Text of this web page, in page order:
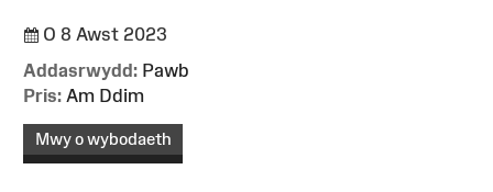
O 8 Awst 2023
Addasrwydd: Pawb
Pris: Am Ddim
Mwy o wybodaeth